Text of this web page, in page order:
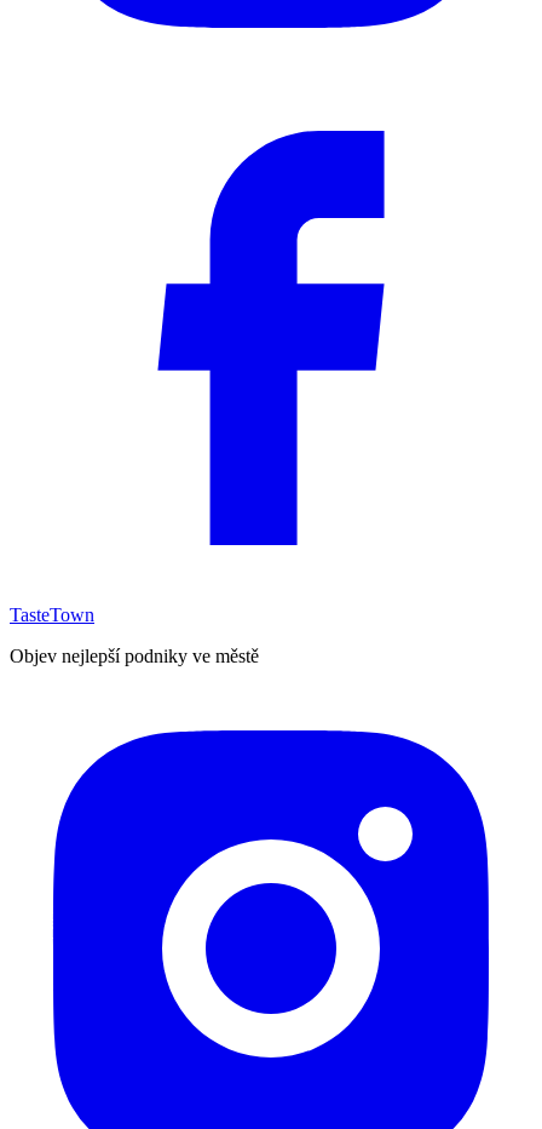
TasteTown
Objev nejlepší podniky ve městě